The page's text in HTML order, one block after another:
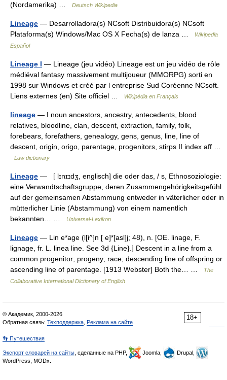
(Nordamerika) …
Deutsch Wikipedia
Lineage — Desarrolladora(s) NCsoft Distribuidora(s) NCsoft
Plataforma(s) Windows/Mac OS X Fecha(s) de lanza …
Wikipedia
Español
Lineage I — Lineage (jeu vidéo) Lineage est un jeu vidéo de rôle
médiéval fantasy massivement multijoueur (MMORPG) sorti en
1998 sur Windows et créé par l entreprise Sud Coréenne NCsoft.
Liens externes (en) Site officiel …
Wikipédia en Français
lineage — I noun ancestors, ancestry, antecedents, blood
relatives, bloodline, clan, descent, extraction, family, folk,
forebears, forefathers, genealogy, gens, genus, line, line of
descent, origin, origo, parentage, progenitors, stirps II index aff …
Law dictionary
Lineage — [ lɪnɪɪdʒ, englisch] die oder das, / s, Ethnosoziologie:
eine Verwandtschaftsgruppe, deren Zusammengehörigkeitsgefühl
auf der gemeinsamen Abstammung entweder in väterlicher oder in
mütterlicher Linie (Abstammung) von einem namentlich
bekannten… …
Universal-Lexikon
Lineage — Lin e*age (l[i^]n [ e]*[asl]j; 48), n. [OE. linage, F.
lignage, fr. L. linea line. See 3d {Line}.] Descent in a line from a
common progenitor; progeny; race; descending line of offspring or
ascending line of parentage. [1913 Webster] Both the… …
The
Collaborative International Dictionary of English
18+
© Академик, 2000-2026
Обратная связь: Техподдержка Реклама на сайте
👣 Путешествия
Экспорт словарей на сайты , сделанные на PHP, Joomla,
Drupal,
WordPress, MODx.